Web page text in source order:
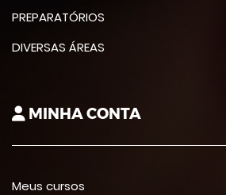
PREPARATÓRIOS
DIVERSAS ÁREAS
MINHA CONTA
Meus cursos